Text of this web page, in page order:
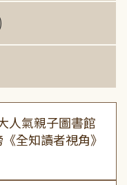
人氣親子圖書館
全知讀者視角》